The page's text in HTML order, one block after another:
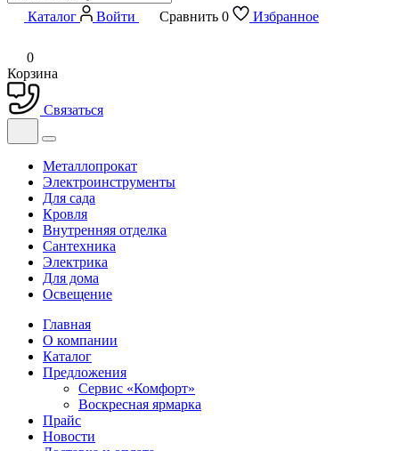
Каталог Войти Сравнить 0 Избранное
0
Корзина
Связаться
Металлопрокат
Электроинструменты
Для сада
Кровля
Внутренняя отделка
Сантехника
Электрика
Для дома
Освещение
Главная
О компании
Каталог
Предложения
Сервис «Комфорт»
Воскресная ярмарка
Прайс
Новости